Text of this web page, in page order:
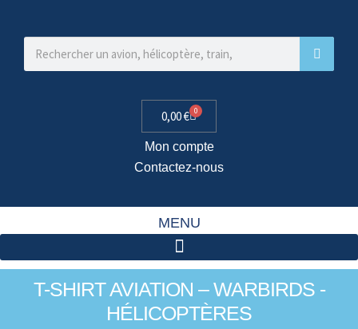
0,00€ 0
Mon compte
Contactez-nous
MENU
T-SHIRT AVIATION – WARBIRDS -
HÉLICOPTÈRES